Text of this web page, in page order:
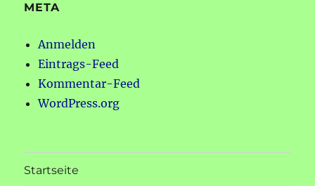
META
Anmelden
Eintrags-Feed
Kommentar-Feed
WordPress.org
Startseite